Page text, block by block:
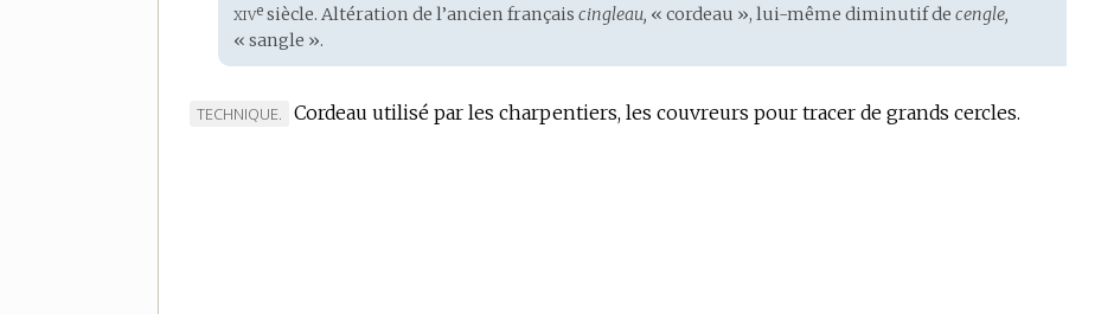
Étymologie
:
xive siècle. Altération de l’ancien français cingleau, « cordeau », lui-même diminutif decengle,
« sangle ».
MARQUE
TECHNIQUE. Cordeau utilisé par les charpentiers, les couvreurs pour tracer de grands cercles.